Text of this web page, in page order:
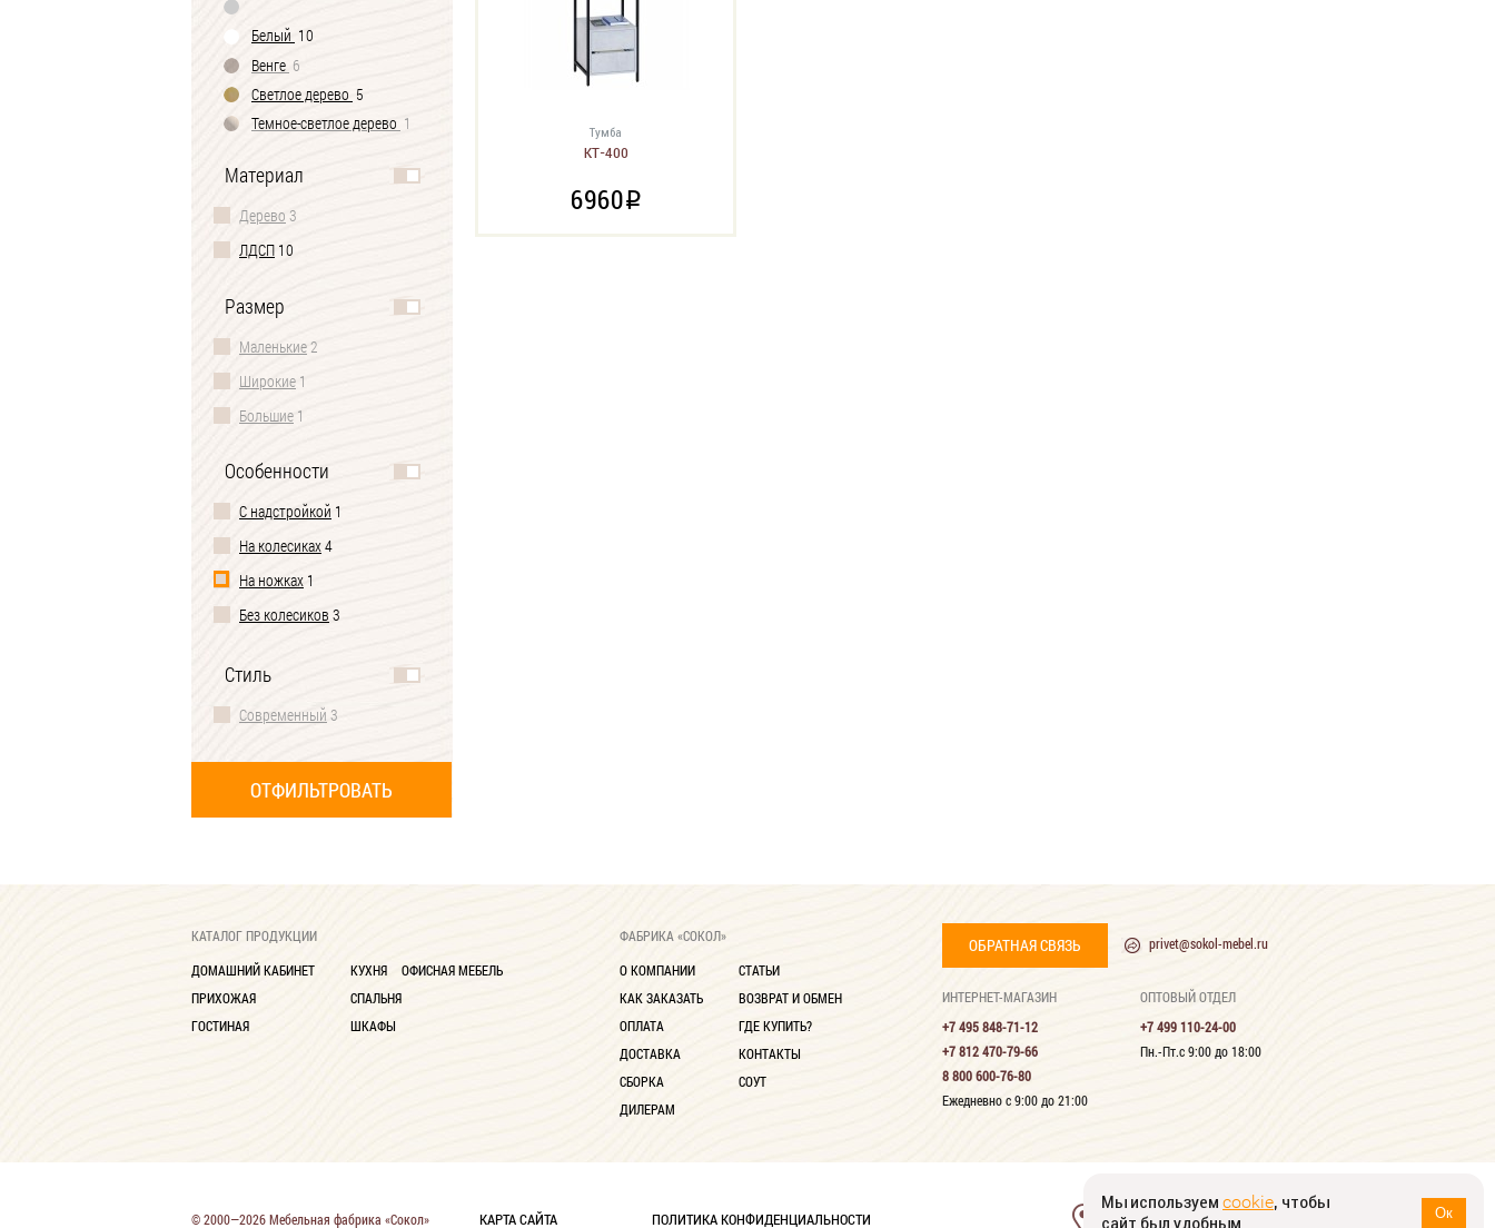
Белый 10
Венге 6
Светлое дерево 5
Темное-cветлое дерево 1
Материал
Дерево 3
ЛДСП 10
Размер
Маленькие2
Широкие 1
Большие 1
Особенности
С надстройкой 1
На колесиках4
На ножках 1
Без колесиков 3
3 ящика
Стиль
Современный 3
Тумба
КТ-400
6960i
КАТАЛОГ ПРОДУКЦИИ
ДОМАШНИЙ КАБИНЕТ
ПРИХОЖАЯ
ГОСТИНАЯ
КУХНЯ
СПАЛЬНЯ
ШКАФЫ
ОФИСНАЯ МЕБЕЛЬ
ФАБРИКА «СОКОЛ»
О КОМПАНИИ
КАК ЗАКАЗАТЬ
ОПЛАТА
ДОСТАВКА
СБОРКА
ДИЛЕРАМ
СТАТЬИ
ВОЗВРАТ И ОБМЕН
ГДЕ КУПИТЬ?
КОНТАКТЫ
СОУТ
ОБРАТНАЯ СВЯЗЬ privet@sokol-mebel.ru
ИНТЕРНЕТ-МАГАЗИН
+7 495 848-71-12
+7 812 470-79-66
8 800 600-76-80
Ежедневно с 9:00 до 21:00
ОПТОВЫЙ ОТДЕЛ
+7 499 110-24-00
Пн.-Пт.с 9:00 до 18:00
© 2000—2026 Мебельная фабрика «Сокол» КАРТА САЙТА ПОЛИТИКА КОНФИДЕНЦИАЛЬНОСТИ
124482, г. Москва, г. Зеленоград,
Мы используем cookie, чтобы
сайт был удобным
Ок